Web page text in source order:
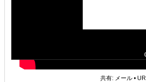
共有: メール •